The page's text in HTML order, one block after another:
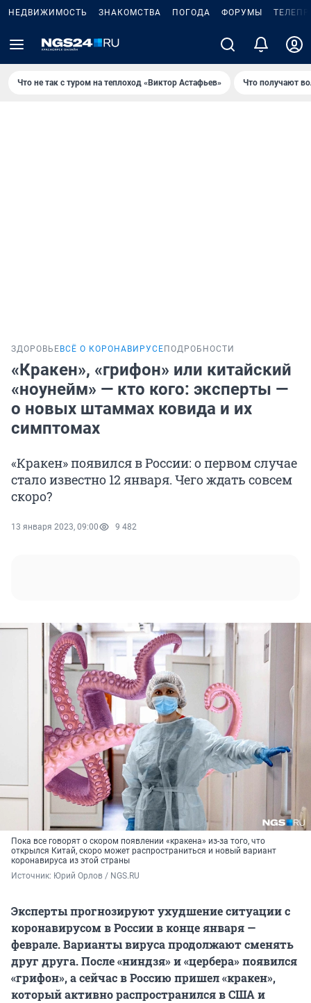
НЕДВИЖИМОСТЬ ЗНАКОМСТВА ПОГОДА ФОРУМЫ
Что не так с туром на теплоход «Виктор Астафьев» Что получают
ЗДОРОВЬЕ ВСЁ О КОРОНАВИРУСЕ ПОДРОБНОСТИ
«Кракен», «грифон» или китайский
«ноунейм» — кто кого: эксперты —
о новых штаммах ковида и их
симптомах
«Кракен» появился в России: о первом случае
стало известно 12 января. Чего ждать совсем
скоро?
13 января 2023, 09:00 9 482
Пока все говорят о скором появлении «кракена» из-за того, что
открылся Китай, скоро может распространиться и новый вариант
коронавируса из этой страны
Источник: Юрий Орлов / NGS.RU
Эксперты прогнозируют ухудшение ситуации с
коронавирусом в России в конце января —
феврале. Варианты вируса продолжают сменять
друг друга. После «ниндзя» и «цербера» появился
«грифон», а сейчас в Россию пришел «кракен»,
который активно распространился в США и